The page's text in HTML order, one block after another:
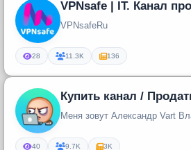
VPNsafe | IT. Канал
VPNsafeRu
28 11.3K 136
Купить канал /
Меня зовут Александр Vart
40 9.7K 3K